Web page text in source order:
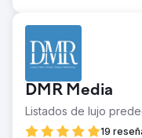
DMR Media
Listados de lujo
19